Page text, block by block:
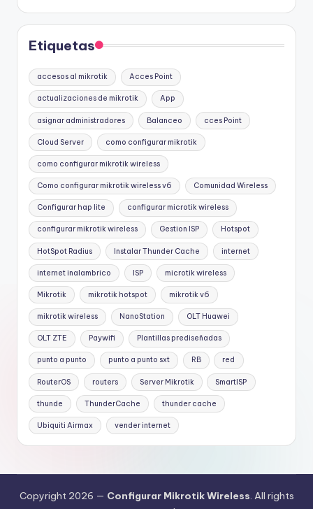
Etiquetas
accesos al mikrotik Acces Point
actualizaciones de mikrotik App
asignar administradores Balanceo cces Point
Cloud Server como configurar mikrotik
como configurar mikrotik wireless
Como configurar mikrotik wireless v6 Comunidad Wireless
Configurar hap lite configurar microtik wireless
configurar mikrotik wireless Gestion ISP Hotspot
HotSpot Radius Instalar Thunder Cache internet
internet inalambrico ISP microtik wireless
Mikrotik mikrotik hotspot mikrotik v6
mikrotik wireless NanoStation OLT Huawei
OLT ZTE Paywifi Plantillas prediseñadas
punto a punto punto a punto sxt RB red
RouterOS routers Server Mikrotik SmartISP
thunde ThunderCache thunder cache
Ubiquiti Airmax vender internet
Copyright 2026 — Configurar Mikrotik Wireless. All rights